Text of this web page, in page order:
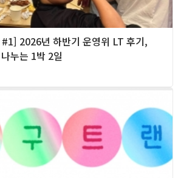
2026년 하반기 운영위 LT 후기,
누는 1박 2일